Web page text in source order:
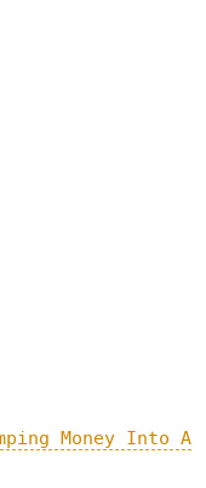
Money Into A